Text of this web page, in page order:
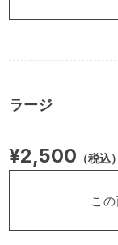
ラージ
¥2,500 （税込）
こ